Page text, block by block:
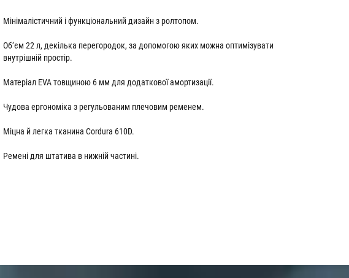
Мінімалістичний і функціональний дизайн з ролтопом.
Об’єм 22 л, декілька перегородок, за допомогою яких можна оптимізувати
внутрішній простір.
Матеріал EVA товщиною 6 мм для додаткової амортизації.
Чудова ергономіка з регульованим плечовим ременем.
Міцна й легка тканина Cordura 610D.
Ремені для штатива в нижній частині.